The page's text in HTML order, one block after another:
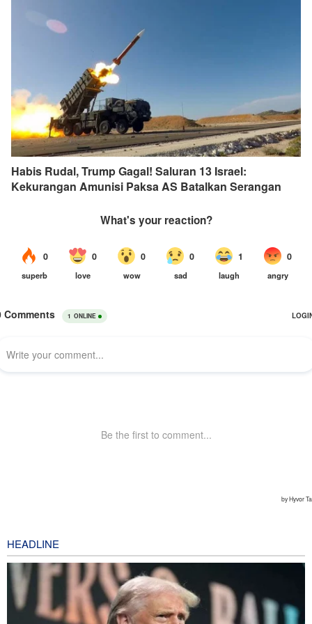
Habis Rudal, Trump Gagal! Saluran 13 Israel:
Kekurangan Amunisi Paksa AS Batalkan Serangan
HEADLINE